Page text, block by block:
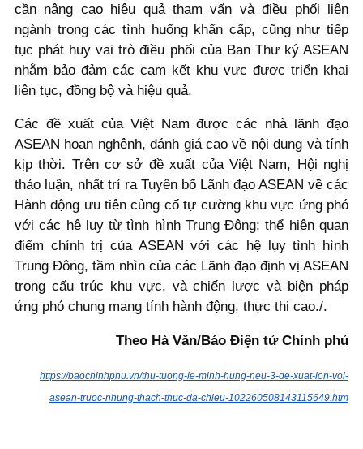
cần nâng cao hiệu quả tham vấn và điều phối liên
ngành trong các tình huống khẩn cấp, cũng như tiếp
tục phát huy vai trò điều phối của Ban Thư ký ASEAN
nhằm bảo đảm các cam kết khu vực được triển khai
liên tục, đồng bộ và hiệu quả.
Các đề xuất của Việt Nam được các nhà lãnh đạo
ASEAN hoan nghênh, đánh giá cao về nội dung và tính
kịp thời. Trên cơ sở đề xuất của Việt Nam, Hội nghị
thảo luận, nhất trí ra Tuyên bố Lãnh đạo ASEAN về các
Hành động ưu tiên củng cố tự cường khu vực ứng phó
với các hệ lụy từ tình hình Trung Đông; thể hiện quan
điểm chính trị của ASEAN với các hệ lụy tình hình
Trung Đông, tầm nhìn của các Lãnh đạo định vị ASEAN
trong cấu trúc khu vực, và chiến lược và biện pháp
ứng phó chung mang tính hành động, thực thi cao./.
Theo Hà Văn/Báo Điện tử Chính phủ
https://baochinhphu.vn/thu-tuong-le-minh-hung-neu-3-de-xuat-lon-voi-
asean-truoc-nhung-thach-thuc-da-chieu-102260508143115649.htm